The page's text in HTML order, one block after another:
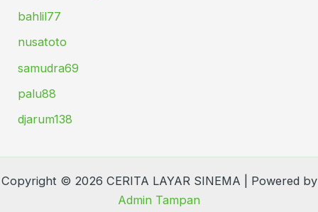
bahlil77
nusatoto
samudra69
palu88
djarum138
Copyright © 2026 CERITA LAYAR SINEMA | Powered by
Admin Tampan